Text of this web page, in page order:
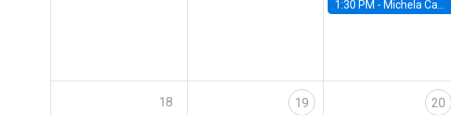
1:30 PM - Michela Carlana, Harvard Kennedy School
18 19 20